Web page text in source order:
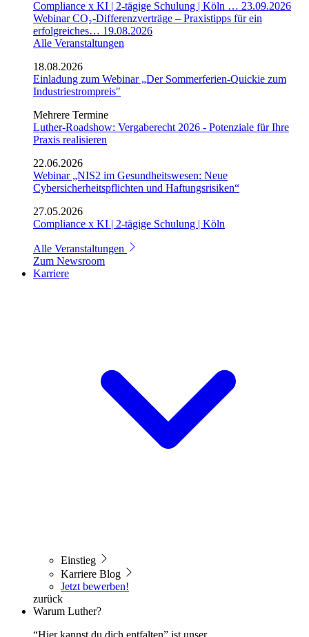
Compliance x KI | 2-tägige Schulung | Köln … 23.09.2026
Webinar CO₂-Differenzverträge – Praxistipps für ein
erfolgreiches… 19.08.2026
Alle Veranstaltungen
18.08.2026
Einladung zum Webinar „Der Sommerferien-Quickie zum
Industriestrompreis"
Mehrere Termine
Luther-Roadshow: Vergaberecht 2026 - Potenziale für Ihre
Praxis realisieren
22.06.2026
Webinar „NIS2 im Gesundheitswesen: Neue
Cybersicherheitspflichten und Haftungsrisiken“
27.05.2026
Compliance x KI | 2-tägige Schulung | Köln
Alle Veranstaltungen
Zum Newsroom
Karriere
Einstieg
Karriere Blog
Jetzt bewerben!
zurück
Warum Luther?
“Hier kannst du dich entfalten” ist unser